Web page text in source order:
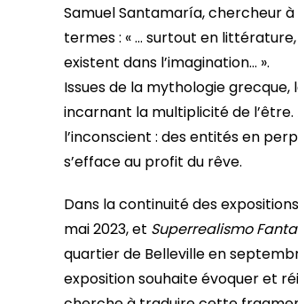
Samuel Santamaría, chercheur
termes : « … surtout en
existent dans l’imagination… ».
Issues de la mythologie
incarnant la multiplicité de
l’inconscient : des entités en
s’efface au profit du rêve.
Dans la continuité des expositions
mai 2023, et Superrealismo
quartier de Belleville en
exposition souhaite évoquer et